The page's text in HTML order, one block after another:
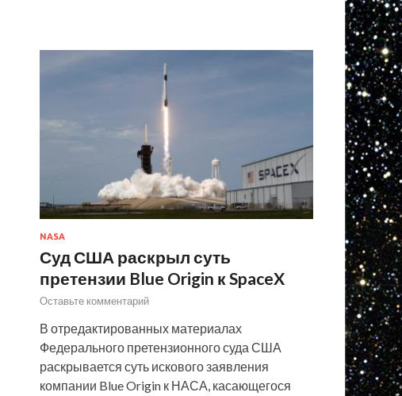
NASA
Суд США раскрыл суть
претензии Blue Origin к SpaceX
Оставьте комментарий
В отредактированных материалах
Федерального претензионного суда США
раскрывается суть искового заявления
компании Blue Origin к НАСА, касающегося